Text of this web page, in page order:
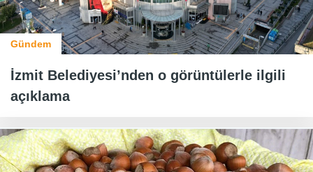
Gündem
İzmit Belediyesi’nden o görüntülerle ilgili
açıklama